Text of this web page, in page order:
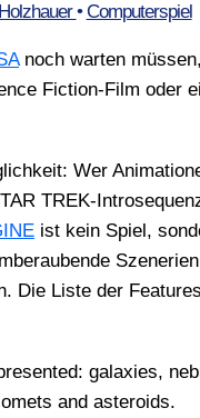
•Computerspiel
noch war­ten
Fic­tion-Film oder
Wer
TREK-
ist kein Spiel,
Die Lis­te der
gala­xies,
and aste­ro­ids.